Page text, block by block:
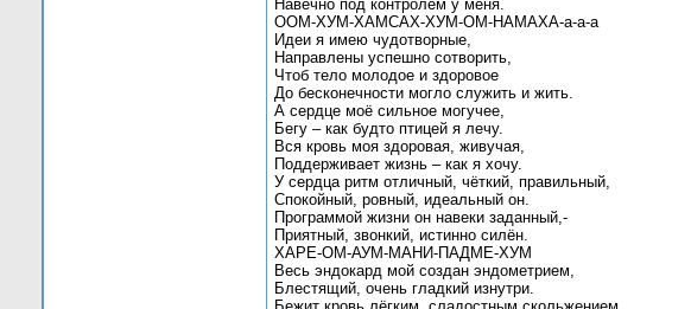
Навечно под контролем у меня.
ООМ-ХУМ-ХАМСАХ-ХУМ-ОМ-НАМАХА-а-а-а
Идеи я имею чудотворные,
Направлены успешно сотворить,
Чтоб тело молодое и здоровое
До бесконечности могло служить и жить.
А сердце моё сильное могучее,
Бегу – как будто птицей я лечу.
Вся кровь моя здоровая, живучая,
Поддерживает жизнь – как я хочу.
У сердца ритм отличный, чёткий, правильный,
Спокойный, ровный, идеальный он.
Программой жизни он навеки заданный,-
Приятный, звонкий, истинно силён.
ХАРЕ-ОМ-АУМ-МАНИ-ПАДМЕ-ХУМ
Весь эндокард мой создан эндометрием,
Блестящий, очень гладкий изнутри.